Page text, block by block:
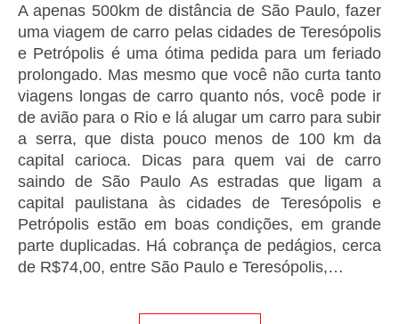
A apenas 500km de distância de São Paulo, fazer
uma viagem de carro pelas cidades de Teresópolis
e Petrópolis é uma ótima pedida para um feriado
prolongado. Mas mesmo que você não curta tanto
viagens longas de carro quanto nós, você pode ir
de avião para o Rio e lá alugar um carro para subir
a serra, que dista pouco menos de 100 km da
capital carioca. Dicas para quem vai de carro
saindo de São Paulo As estradas que ligam a
capital paulistana às cidades de Teresópolis e
Petrópolis estão em boas condições, em grande
parte duplicadas. Há cobrança de pedágios, cerca
de R$74,00, entre São Paulo e Teresópolis,…